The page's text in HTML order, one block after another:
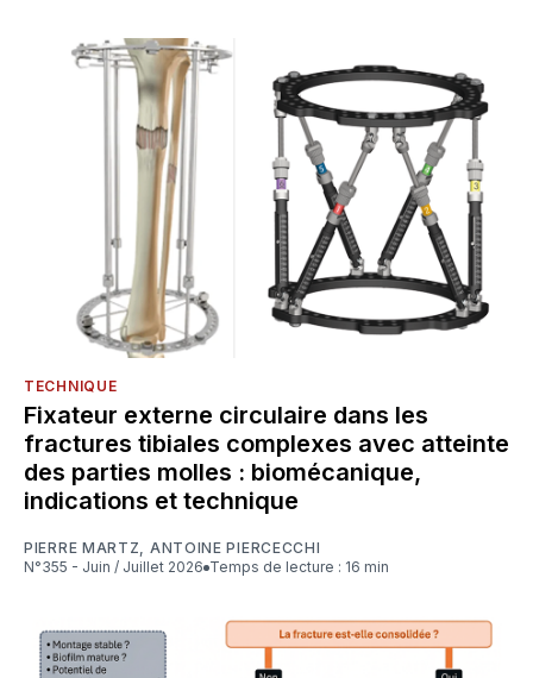
TECHNIQUE
Fixateur externe circulaire dans les
fractures tibiales complexes avec atteinte
des parties molles : biomécanique,
indications et technique
PIERRE MARTZ, ANTOINE PIERCECCHI
N°355 - Juin / Juillet 2026
Temps de lecture : 16 min